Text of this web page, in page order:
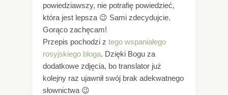
powiedziawszy, nie potrafię powiedzieć,
która jest lepsza 😉 Sami zdecydujcie.
Gorąco zachęcam!
Przepis pochodzi z tego wspaniałego
rosyjskiego bloga. Dzięki Bogu za
dodatkowe zdjęcia, bo translator już
kolejny raz ujawnił swój brak adekwatnego
słownictwa 😉